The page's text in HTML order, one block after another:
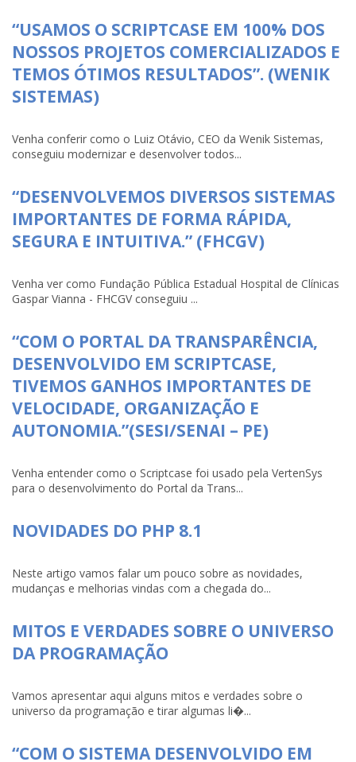
“USAMOS O SCRIPTCASE EM 100% DOS
NOSSOS PROJETOS COMERCIALIZADOS E
TEMOS ÓTIMOS RESULTADOS”. (WENIK
SISTEMAS)
Venha conferir como o Luiz Otávio, CEO da Wenik Sistemas,
conseguiu modernizar e desenvolver todos...
“DESENVOLVEMOS DIVERSOS SISTEMAS
IMPORTANTES DE FORMA RÁPIDA,
SEGURA E INTUITIVA.” (FHCGV)
Venha ver como Fundação Pública Estadual Hospital de Clínicas
Gaspar Vianna - FHCGV conseguiu ...
“COM O PORTAL DA TRANSPARÊNCIA,
DESENVOLVIDO EM SCRIPTCASE,
TIVEMOS GANHOS IMPORTANTES DE
VELOCIDADE, ORGANIZAÇÃO E
AUTONOMIA.”(SESI/SENAI – PE)
Venha entender como o Scriptcase foi usado pela VertenSys
para o desenvolvimento do Portal da Trans...
NOVIDADES DO PHP 8.1
Neste artigo vamos falar um pouco sobre as novidades,
mudanças e melhorias vindas com a chegada do...
MITOS E VERDADES SOBRE O UNIVERSO
DA PROGRAMAÇÃO
Vamos apresentar aqui alguns mitos e verdades sobre o
universo da programação e tirar algumas li�...
“COM O SISTEMA DESENVOLVIDO EM